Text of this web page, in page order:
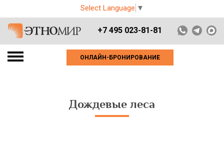
Select Language ▼
+7 495 023-81-81
ОНЛАЙН-БРОНИРОВАНИЕ
Дождевые леса